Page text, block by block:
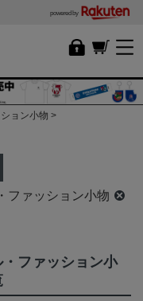
powered by
ョン小物
ファッション小物
・ファッション小